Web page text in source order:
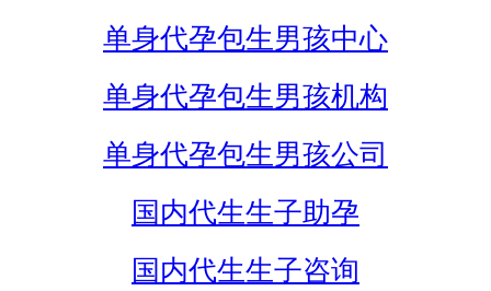
单身代孕包生男孩中心
单身代孕包生男孩机构
单身代孕包生男孩公司
国内代生生子助孕
国内代生生子咨询